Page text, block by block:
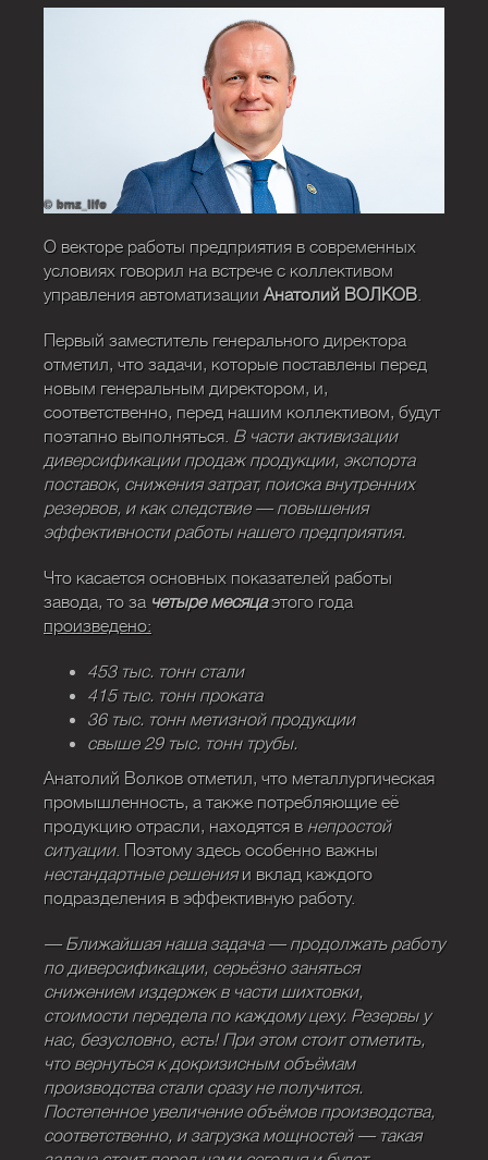
О векторе работы предприятия в современных
условиях говорил на встрече с коллективом
управления автоматизации Анатолий ВОЛКОВ.
Первый заместитель генерального директора
отметил, что задачи, которые поставлены перед
новым генеральным директором, и,
соответственно, перед нашим коллективом, будут
поэтапно выполняться. В части активизации
диверсификации продаж продукции, экспорта
поставок, снижения затрат, поиска внутренних
резервов, и как следствие — повышения
эффективности работы нашего предприятия.
Что касается основных показателей работы
завода, то за четыре месяцаэтого года
произведено:
453 тыс. тонн стали
415 тыс. тонн проката
36 тыс. тонн метизной продукции
свыше 29 тыс. тонн трубы.
Анатолий Волков отметил, что металлургическая
промышленность, а также потребляющие её
продукцию отрасли, находятся внепростой
ситуации. Поэтому здесь особенно важны
нестандартные решенияи вклад каждого
подразделения в эффективную работу.
— Ближайшая наша задача — продолжать работу
по диверсификации, серьёзно заняться
снижением издержек в части шихтовки,
стоимости передела по каждому цеху. Резервы у
нас, безусловно, есть! При этом стоит отметить,
что вернуться к докризисным объёмам
производства стали сразу не получится.
Постепенное увеличение объёмов производства,
соответственно, и загрузка мощностей — такая